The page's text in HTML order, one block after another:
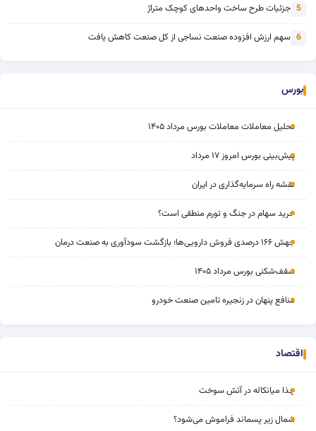
5 جزئیات طرح ساخت واحدهای کوچک متراژ
6 سهم ارزش افزوده صنعت نساجی از کل صنعت کاهش یافت
بورس
تحلیل معاملات معاملات بورس مرداد ۱۴۰۵
پیش‌بینی بورس امروز ۱۷ مرداد
نقشه راه سرمایه‌گذاری در ایران
خرید سهام در جنگ و تورم منطقی است؟
جهش ۱۶۶ درصدی فروش دارویی‌ها؛ بازگشت سودآوری به صنعت درمان
سقف‌شکنی بورس مرداد ۱۴۰۵
منافع پنهان در زنجیره تامین صنعت خودرو
اقتصاد
چذا میانکاله در آتش سوخت
شمال زیر پسماند فراموش می‌شود؟